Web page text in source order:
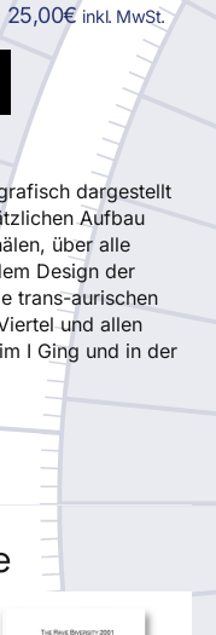
25,00€ inkl. MwSt.
dargestellt
Aufbau
über alle
Design der
trans-aurischen
und allen
I Ging und in der